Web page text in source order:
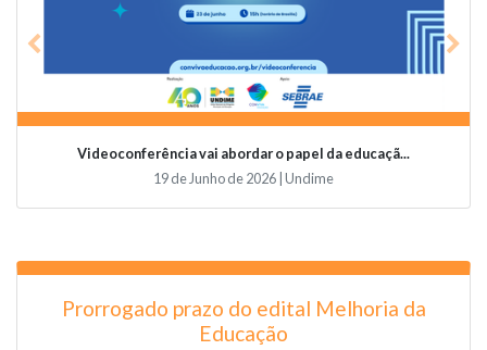
Videoconferência vai abordar o papel da educaçã...
19 de Junho de 2026 | Undime
Previous
Prorrogado prazo do edital Melhoria da
Educação